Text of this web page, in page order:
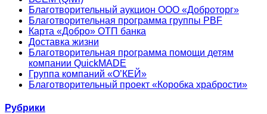
Благотворительный аукцион ООО «Доброторг»
Благотворительная программа группы PBF
Карта «Добро» ОТП банка
Доставка жизни
Благотворительная программа помощи детям
компании QuickMADE
Группа компаний «О’КЕЙ»
Благотворительный проект «Коробка храбрости»
Рубрики